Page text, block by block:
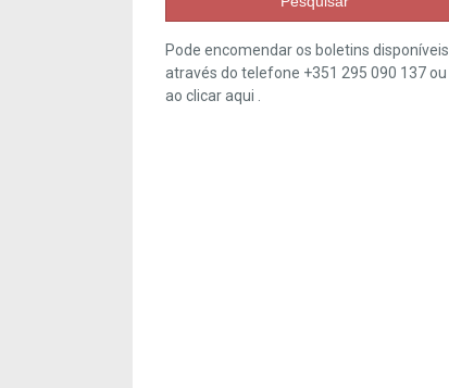
Pode encomendar os boletins disponíveis
através do telefone +351 295 090 137 ou
ao clicaraqui